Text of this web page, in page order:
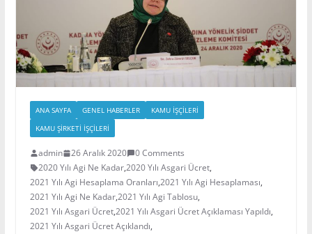
ANA SAYFA GENEL HABERLER
KAMU İŞÇILERI
KAMU ŞIRKETI İŞÇILERI
admin 26 Aralık 2020
0 Comments
2020 Yılı Agi Ne Kadar,2020 Yılı Asgari Ücret,
2021 Yılı Agi Hesaplama Oranları,2021 Yılı Agi Hesaplaması,
2021 Yılı Agi Ne Kadar,2021 Yılı Agi Tablosu,
2021 Yılı Asgari Ücret,2021 Yılı Asgari Ücret Açıklaması Yapıldı,
2021 Yılı Asgari Ücret Açıklandı,